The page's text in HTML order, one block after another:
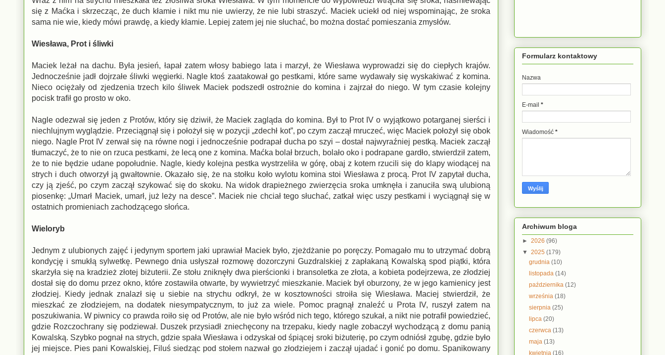
się z Maćka i skrzecząc, że duch kłamie i nikt mu nie uwierzy, że nie lubi straszyć. Maciek uciekł od niej wspominając, że sroka
sama nie wie, kiedy mówi prawdę, a kiedy kłamie. Lepiej zatem jej nie słuchać, bo można dostać pomieszania zmysłów.
Wiesława, Prot i śliwki
Maciek leżał na dachu. Była jesień, łapał zatem włosy babiego lata i marzył, że Wiesława wyprowadzi się do ciepłych krajów.
Jednocześnie jadł dojrzałe śliwki węgierki. Nagle ktoś zaatakował go pestkami, które same wydawały się wyskakiwać z komina.
Nieco ociężały od zjedzenia trzech kilo śliwek Maciek podszedł ostrożnie do komina i zajrzał do niego. W tym czasie kolejny
pocisk trafił go prosto w oko.
Nagle odezwał się jeden z Protów, który się dziwił, że Maciek zagląda do komina. Był to Prot IV o wyjątkowo potarganej sierści i
niechlujnym wyglądzie. Przeciągnął się i położył się w pozycji „zdechł kot”, po czym zaczął mruczeć, więc Maciek położył się obok
niego. Nagle Prot IV zerwał się na równe nogi i jednocześnie podrapał ducha po szyi – dostał najwyraźniej pestką. Maciek zaczął
tłumaczyć, że to nie on rzuca pestkami, że lecą one z komina. Maćka bolał brzuch, bolało oko i podrapane gardło, stwierdził zatem,
że to nie będzie udane popołudnie. Nagle, kiedy kolejna pestka wystrzeliła w górę, obaj z kotem rzucili się do klapy wiodącej na
strych i duch otworzył ją gwałtownie. Okazało się, że na stołku koło wylotu komina stoi Wiesława z procą. Prot IV zapytał ducha,
czy ją zjeść, po czym zaczął szykować się do skoku. Na widok drapieżnego zwierzęcia sroka umknęła i zanuciła swą ulubioną
piosenkę: „Umarł Maciek, umarł, już leży na desce”. Maciek nie chciał tego słuchać, zatkał więc uszy pestkami i wyciągnął się w
ostatnich promieniach zachodzącego słońca.
Wieloryb
Jednym z ulubionych zajęć i jedynym sportem jaki uprawiał Maciek było, zjeżdżanie po poręczy. Pomagało mu to utrzymać dobrą
kondycję i smukłą sylwetkę. Pewnego dnia usłyszał rozmowę dozorczyni Guzdralskiej z zapłakaną Kowalską spod piątki, która
skarżyła się na kradzież złotej biżuterii. Ze stołu zniknęły dwa pierścionki i bransoletka ze złota, a kobieta podejrzewa, ze złodziej
dostał się do domu przez okno, które zostawiła otwarte, by wywietrzyć mieszkanie. Maciek był oburzony, że w jego kamienicy jest
złodziej. Kiedy jednak znalazł się u siebie na strychu odkrył, że w kosztowności stroiła się Wiesława. Maciej stwierdził, że
mieszkać ze złodziejem, na dodatek niesympatycznym, to już za wiele. Pomoc pragnął znaleźć u Prota IV, ruszył zatem na
poszukiwania. W piwnicy co prawda roiło się od Protów, ale nie było wśród nich tego, którego szukał, a nikt nie potrafił powiedzieć,
gdzie Rozczochrany się podziewał. Duszek przysiadł zniechęcony na trzepaku, kiedy nagle zobaczył wychodzącą z domu panią
Kowalską. Szybko pognał na strych, gdzie spała Wiesława i odzyskał od śpiącej sroki biżuterię, po czym odniósł zgubę, gdzie było
jej miejsce. Pies pani Kowalskiej, Filuś siedząc pod stołem nazwał go złodziejem i zaczął ujadać i gonić po domu. Spanikowany
Formularz kontaktowy
Nazwa
E-mail *
Wiadomość *
Archiwum bloga
► 2026 (96)
▼ 2025 (179)
grudnia(10)
listopada(14)
października(12)
września(18)
sierpnia(25)
lipca(20)
czerwca(13)
maja(13)
kwietnia(16)